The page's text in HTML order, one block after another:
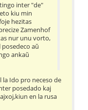
inter "de"
kiu min
hezitas
Zamenhof
nur unu vorto,
aŭ
ankaŭ
la Ido pro neceso de
posedado kaj
en la rusa